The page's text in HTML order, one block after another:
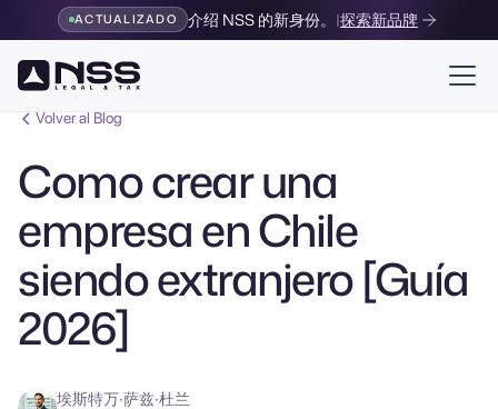
ACTUALIZADO 介绍 NSS 的新身份。 |探索新品牌
Volver al Blog
Como crear una
empresa en Chile
siendo extranjero [Guía
2026]
埃斯特万·萨兹·杜兰